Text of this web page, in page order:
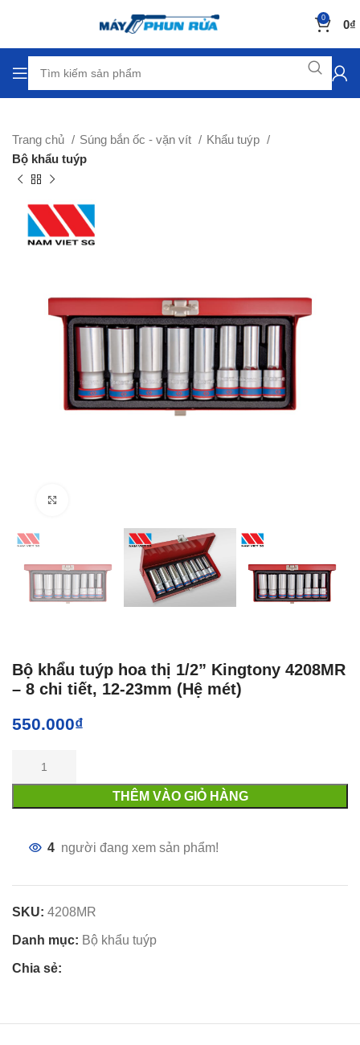
0 0₫
Trang chủ Súng bắn ốc - vặn vít
Khẩu tuýp
Bộ khẩu tuýp
Bộ khẩu tuýp hoa thị 1/2” Kingtony 4208MR
– 8 chi tiết, 12-23mm (Hệ mét)
550.000₫
THÊM VÀO GIỎ HÀNG
4 người đang xem sản phẩm!
SKU: 4208MR
Danh mục: Bộ khẩu tuýp
Chia sẻ: